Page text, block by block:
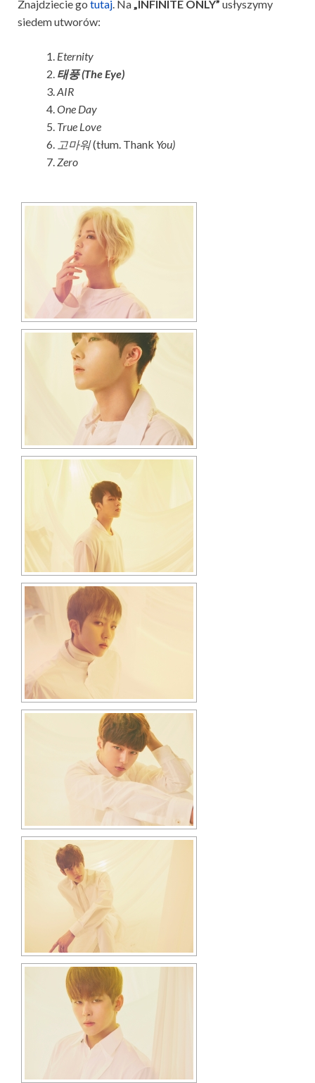
Znajdziecie go tutaj. Na„INFINITE ONLY” usłyszymy
siedem utworów:
Eternity
태풍 (The Eye)
AIR
One Day
True Love
고마워(tłum. Thank You)
Zero